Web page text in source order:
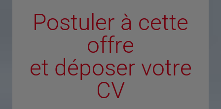
Postuler à cette
offre
et déposer votre
CV